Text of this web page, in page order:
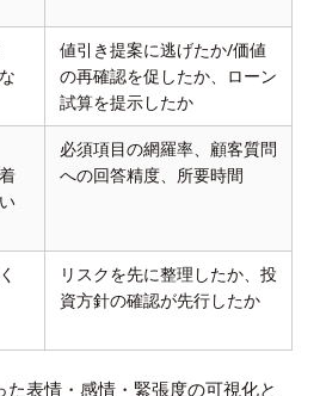
値引き提案に逃げたか/価値
の再確認を促したか、ローン
試算を提示したか
必須項目の網羅率、顧客質問
への回答精度、所要時間
リスクを先に整理したか、投
資方針の確認が先行したか
表情・感情・緊張度の可視化と